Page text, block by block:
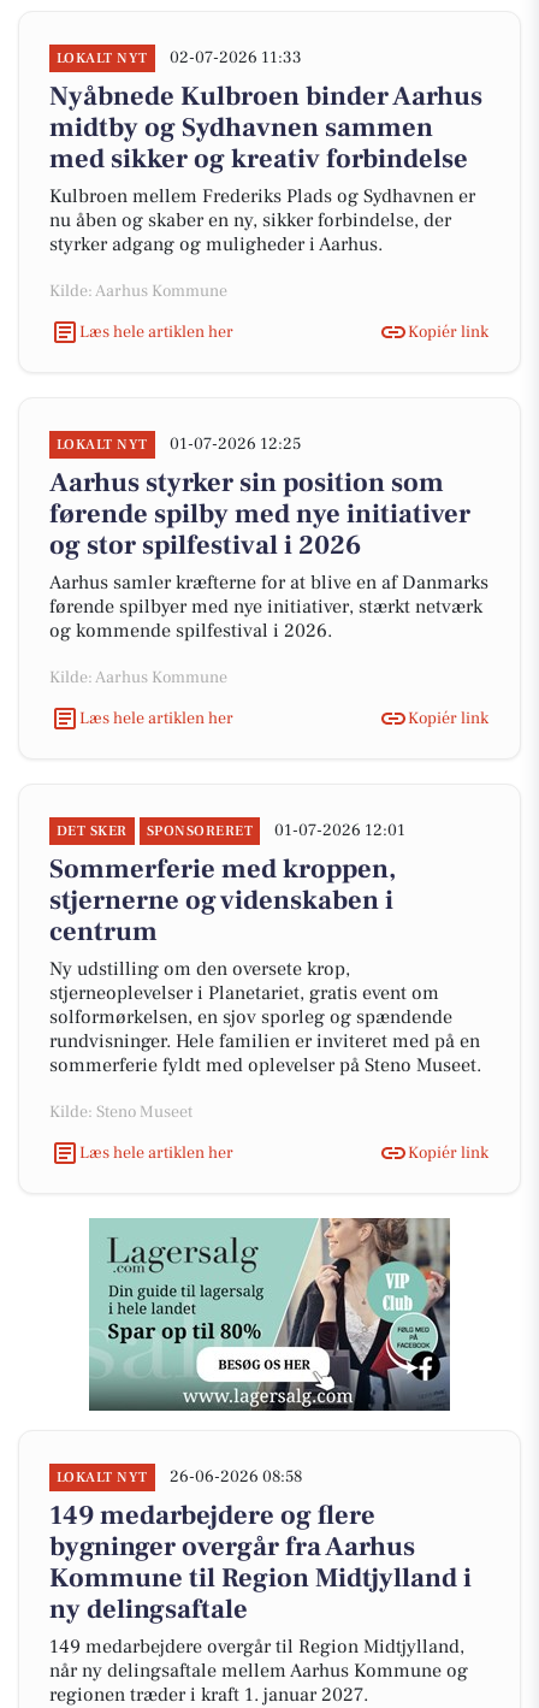
LOKALT NYT 02-07-2026 11:33
Nyåbnede Kulbroen binder Aarhus
midtby og Sydhavnen sammen
med sikker og kreativ forbindelse
Kulbroen mellem Frederiks Plads og Sydhavnen er
nu åben og skaber en ny, sikker forbindelse, der
styrker adgang og muligheder i Aarhus.
Kilde: Aarhus Kommune
Læs hele artiklen her
Kopiér link
LOKALT NYT 01-07-2026 12:25
Aarhus styrker sin position som
førende spilby med nye initiativer
og stor spilfestival i 2026
Aarhus samler kræfterne for at blive en af Danmarks
førende spilbyer med nye initiativer, stærkt netværk
og kommende spilfestival i 2026.
Kilde: Aarhus Kommune
Læs hele artiklen her
Kopiér link
DET SKER SPONSORERET 01-07-2026 12:01
Sommerferie med kroppen,
stjernerne og videnskaben i
centrum
Ny udstilling om den oversete krop,
stjerneoplevelser i Planetariet, gratis event om
solformørkelsen, en sjov sporleg og spændende
rundvisninger. Hele familien er inviteret med på en
sommerferie fyldt med oplevelser på Steno Museet.
Kilde: Steno Museet
Læs hele artiklen her
Kopiér link
LOKALT NYT 26-06-2026 08:58
149 medarbejdere og flere
bygninger overgår fra Aarhus
Kommune til Region Midtjylland i
ny delingsaftale
149 medarbejdere overgår til Region Midtjylland,
når ny delingsaftale mellem Aarhus Kommune og
regionen træder i kraft 1. januar 2027.